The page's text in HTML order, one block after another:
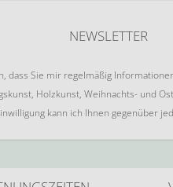
NEWSLETTER
dass Sie mir regelmäßig
Holzkunst, Weihnachts- und
kann ich Ihnen gegenüber